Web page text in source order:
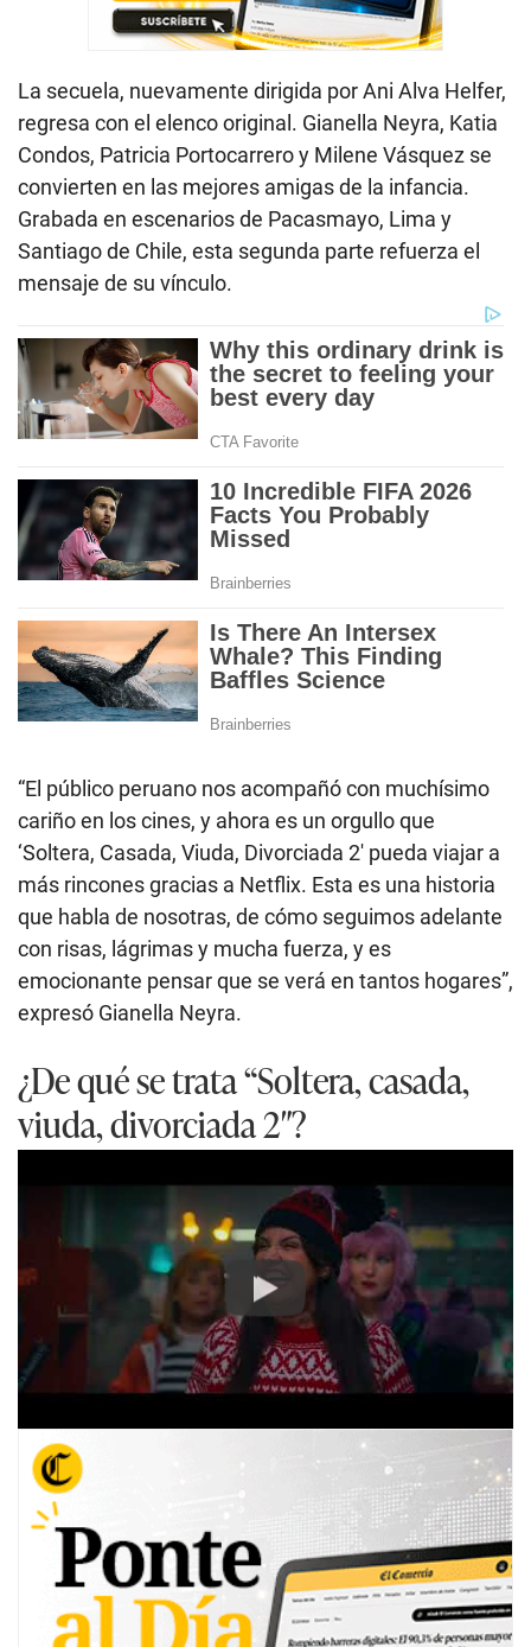
La secuela, nuevamente dirigida por Ani Alva Helfer,
regresa con el elenco original. Gianella Neyra, Katia
Condos, Patricia Portocarrero y Milene Vásquez se
convierten en las mejores amigas de la infancia.
Grabada en escenarios de Pacasmayo, Lima y
Santiago de Chile, esta segunda parte refuerza el
mensaje de su vínculo.
“El público peruano nos acompañó con muchísimo
cariño en los cines, y ahora es un orgullo que
‘Soltera, Casada, Viuda, Divorciada 2′ pueda viajar a
más rincones gracias a Netflix. Esta es una historia
que habla de nosotras, de cómo seguimos adelante
con risas, lágrimas y mucha fuerza, y es
emocionante pensar que se verá en tantos hogares”,
expresó Gianella Neyra.
¿De qué se trata “Soltera, casada,
viuda, divorciada 2″?
Play